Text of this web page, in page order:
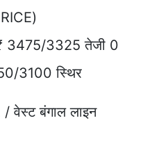
3475/3325 तेजी 0
3100 स्थिर
वेस्ट बंगाल लाइन